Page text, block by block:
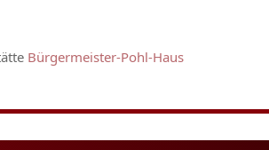
Bürgermeister-Pohl-Haus